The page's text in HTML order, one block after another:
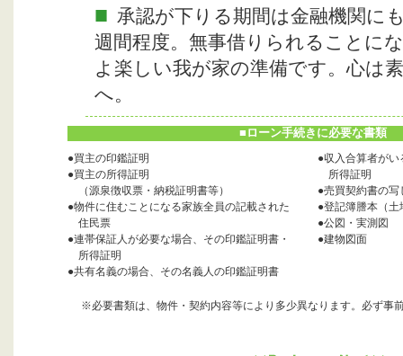
■ 承認が下りる期間は金融機関に
週間程度。無事借りられることに
よ楽しい我が家の準備です。心は
へ。
■ ローン手続きに必要な書類
●買主の印鑑証明
●買主の所得証明
（源泉徴収票・納税証明書等）
●物件に住むことになる家族全員の記載された
住民票
●連帯保証人が必要な場合、その印鑑証明書・
所得証明
●共有名義の場合、その名義人の印鑑証明書
●収入合算者が
所得証明
●売買契約書の写
●登記簿謄本（土
●公図・実測図
●建物図面
※必要書類は、物件・契約内容等により多少異なります。必ず事